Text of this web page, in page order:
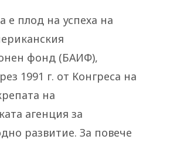
е плод на успеха на
фонд (БАИФ),
1991 г. от Конгреса на
на
агенция за
развитие. За повече